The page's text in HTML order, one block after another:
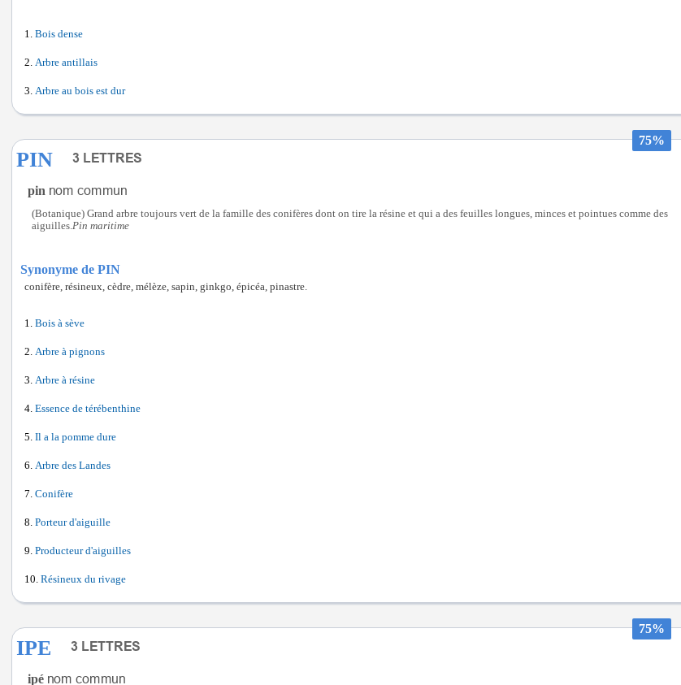
Bois dense
Arbre antillais
Arbre au bois est dur
75%
PIN
pin
(Botanique) Grand arbre toujours vert de la famille des conifères dont on tire la résine et qui a des feuilles longues, minces et pointues comme des
aiguilles.Pin maritime
Synonyme de PIN
conifère, résineux, cèdre, mélèze, sapin, ginkgo, épicéa, pinastre.
Bois à sève
Arbre à pignons
Arbre à résine
Essence de térébenthine
Il a la pomme dure
Arbre des Landes
Conifère
Porteur d'aiguille
Producteur d'aiguilles
Résineux du rivage
75%
IPE
ipé